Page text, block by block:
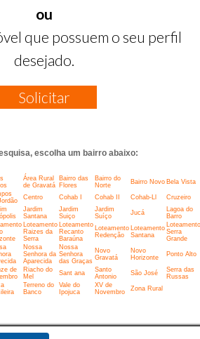
ou
que possuem o seu perfil
desejado.
Solicitar
escolha um bairro abaixo:
Área Rural
de Gravatá
Bairro das
Flores
Bairro do
Norte
Bairro Novo Bela Vista
Centro Cohab I Cohab II Cohab-Ll Cruzeiro
Jardim
Santana
Jardim
Suiço
Jardim
Suíço
Jucá
Lagoa do
Barro
Loteamento
Raizes da
Serra
Loteamento
Recanto
Baraúna
Loteamento
Redenção
Loteamento
Santana
Loteamento
Serra
Grande
Nossa
Senhora da
Aparecida
Nossa
Senhora
das Graças
Novo
Gravatá
Novo
Horizonte
Ponto Alto
de
Riacho do
Mel
Sant ana
Santo
Antonio
São José
Serra das
Russas
Terreno do
Banco
Vale do
Ipojuca
XV de
Novembro
Zona Rural